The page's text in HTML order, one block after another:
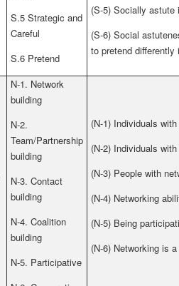
S.5 Strategic and
Careful
S.6 Pretend
(S-5) Socially astute
(S-6) Social
to pretend
N-1. Network
building
N-2.
Team/Partnership
building
N-3. Contact
building
N-4. Coalition
building
N-5. Participative
(N-1) Individuals
(N-2) Individuals
(N-3) People with
(N-4) Networking
(N-5) Being
(N-6) Networking is